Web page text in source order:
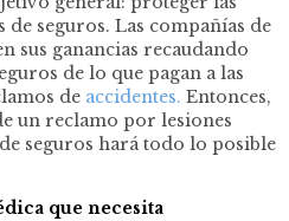
de seguros. Las compañías de
sus ganancias recaudando
de lo que pagan a las
de accidentes. Entonces,
un reclamo por lesiones
seguros hará todo lo posible
que necesita